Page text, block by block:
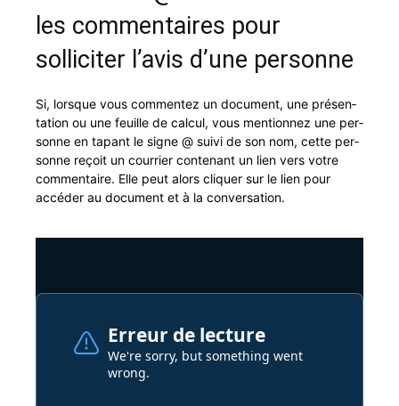
les commentaires pour
solliciter l’avis d’une personne
Si, lorsque vous com­mentez un doc­u­ment, une présen­
ta­tion ou une feuille de cal­cul, vous men­tion­nez une per­
son­ne en tapant le signe @ suivi de son nom, cette per­
son­ne reçoit un cour­ri­er con­tenant un lien vers votre
com­men­taire. Elle peut alors cli­quer sur le lien pour
accéder au doc­u­ment et à la conversation.